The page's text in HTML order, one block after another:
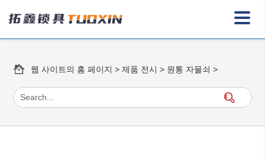
웹 사이트의 홈 페이지 >제품 전시 > 원통 자물쇠 >